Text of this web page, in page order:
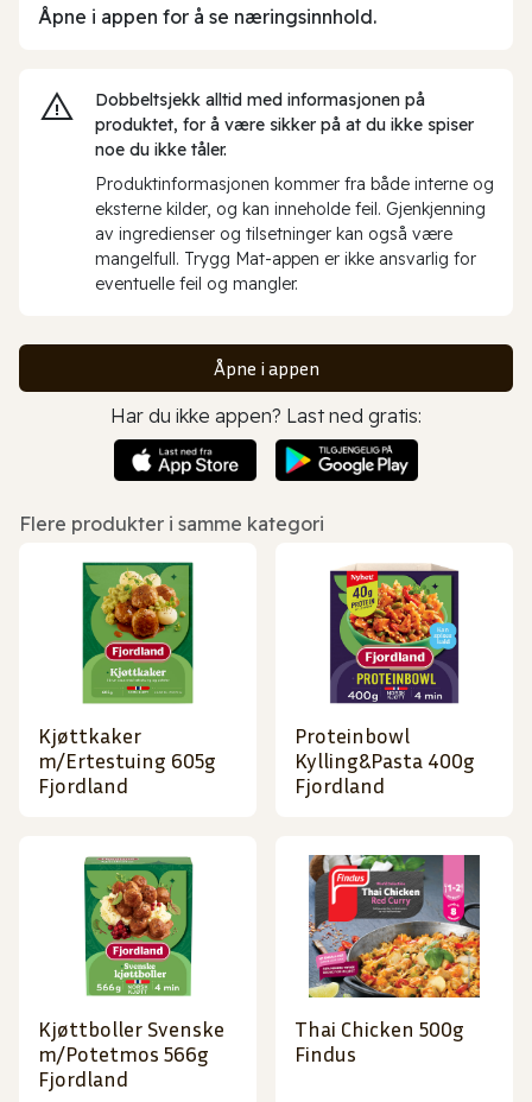
Åpne i appen for å se næringsinnhold.
Dobbeltsjekk alltid med informasjonen på
produktet, for å være sikker på at du ikke spiser
noe du ikke tåler.
Produktinformasjonen kommer fra både interne og
eksterne kilder, og kan inneholde feil. Gjenkjenning
av ingredienser og tilsetninger kan også være
mangelfull. Trygg Mat-appen er ikke ansvarlig for
eventuelle feil og mangler.
Åpne i appen
Har du ikke appen? Last ned gratis:
Flere produkter i samme kategori
Kjøttkaker
m/Ertestuing 605g
Fjordland
Proteinbowl
Kylling&Pasta 400g
Fjordland
Kjøttboller Svenske
m/Potetmos 566g
Fjordland
Thai Chicken 500g
Findus